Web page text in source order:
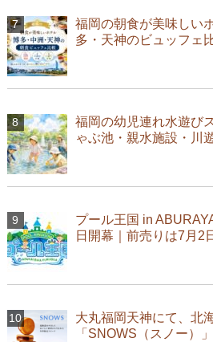
福岡の朝食が美味しい
多・天神のビュッフェ
福岡の幼児連れ水遊び
ゃぶ池・親水施設・川
プール王国 in
日開幕｜前売りは7月2
大丸福岡天神にて、北
「SNOWS（スノー）